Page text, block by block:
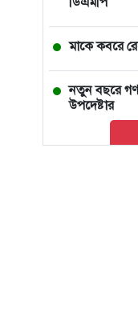
মাকে কবরে
নতুন বছরে
উপদেষ্টার
ভারতে চলন্ত